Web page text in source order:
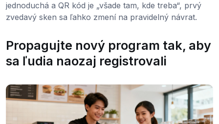
jednoduchá a QR kód je „všade tam, kde treba“, prvý
zvedavý sken sa ľahko zmení na pravidelný návrat.
Propagujte nový program tak, aby
sa ľudia naozaj registrovali